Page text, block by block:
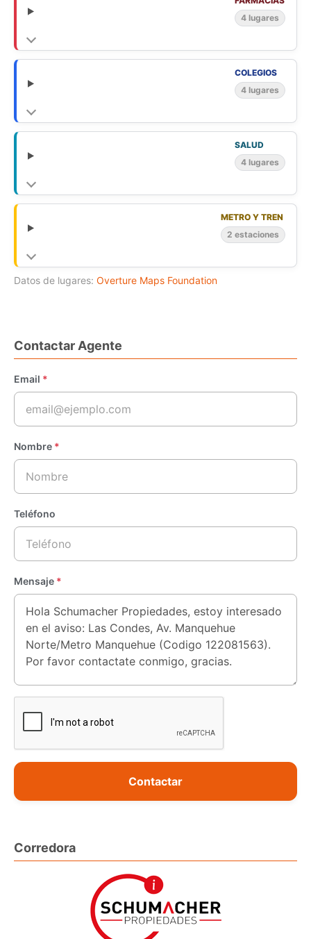
4 lugares
COLEGIOS
4 lugares
SALUD
4 lugares
METRO Y TREN
2 estaciones
Datos de lugares: Overture Maps Foundation
Contactar Agente
Email *
Nombre *
Teléfono
Mensaje *
Contactar
Corredora